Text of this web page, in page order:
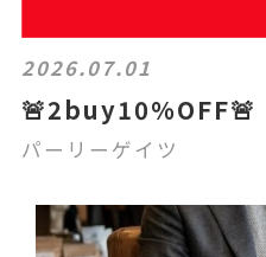
2026.07.01
🚨2buy10%OFF🚨
パーリーゲイツ